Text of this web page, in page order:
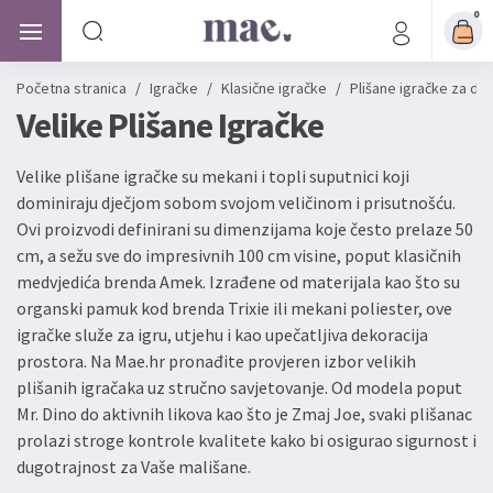
0
Početna stranica / Igračke / Klasične igračke / Plišane igračke za
Velike Plišane Igračke
Velike plišane igračke su mekani i topli suputnici koji
dominiraju dječjom sobom svojom veličinom i prisutnošću.
Ovi proizvodi definirani su dimenzijama koje često prelaze 50
cm, a sežu sve do impresivnih 100 cm visine, poput klasičnih
medvjedića brenda Amek. Izrađene od materijala kao što su
organski pamuk kod brenda Trixie ili mekani poliester, ove
igračke služe za igru, utjehu i kao upečatljiva dekoracija
prostora. Na Mae.hr pronađite provjeren izbor velikih
plišanih igračaka uz stručno savjetovanje. Od modela poput
Mr. Dino do aktivnih likova kao što je Zmaj Joe, svaki plišanac
prolazi stroge kontrole kvalitete kako bi osigurao sigurnost i
dugotrajnost za Vaše mališane.